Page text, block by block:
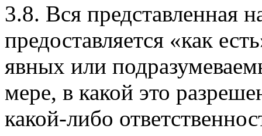
3.8. Вся представленная
предоставляется «как
явных или
мере, в какой это
какой-либо